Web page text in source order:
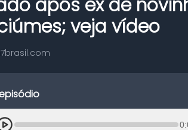
após ex de
veja vídeo